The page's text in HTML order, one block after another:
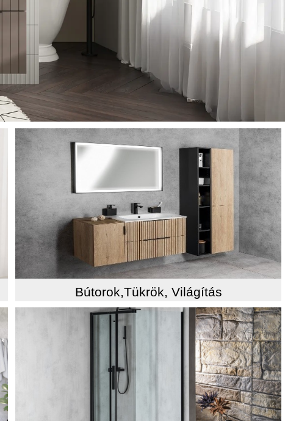
Bútorok,Tükrök, Világítás